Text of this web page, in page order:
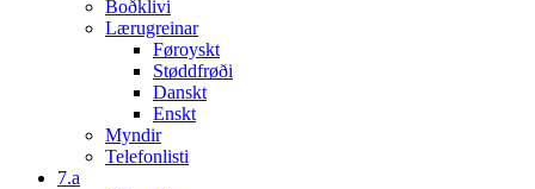
Boðklivi
Lærugreinar
Føroyskt
Støddfrøði
Danskt
Enskt
Myndir
Telefonlisti
7.a